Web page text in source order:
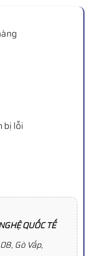
bị lỗi
QUỐC TẾ
Gò Vấp,